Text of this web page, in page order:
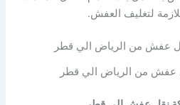
لتغليف العفش.
من الرياض الي قطر